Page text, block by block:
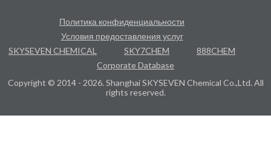
Политика конфиденциальности
Условия предоставления услуг
SKYSEVEN CHEMICAL
SKY7CHEM
888CHEM
Corporate Database
Copyright © 2014 - 2026. Shanghai SKYSEVEN Chemical Co.,Ltd. All
rights reserved.